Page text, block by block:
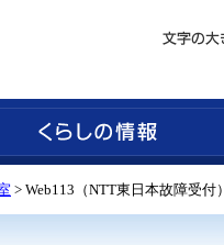
> Web113（NTT東日本故障受付）